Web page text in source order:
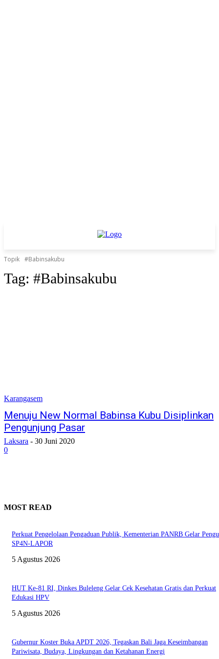
Topik #Babinsakubu
Tag: #Babinsakubu
Karangasem
Menuju New Normal Babinsa Kubu Disiplinkan
Pengunjung Pasar
Laksara - 30 Juni 2020
0
MOST READ
Perkuat Pengelolaan Pengaduan Publik, Kementerian PANRB Gelar
SP4N-LAPOR
5 Agustus 2026
HUT Ke-81 RI, Dinkes Buleleng Gelar Cek Kesehatan Gratis dan Perkuat
Edukasi HPV
5 Agustus 2026
Gubernur Koster Buka APDT 2026, Tegaskan Bali Jaga Keseimbangan
Pariwisata, Budaya, Lingkungan dan Ketahanan Energi